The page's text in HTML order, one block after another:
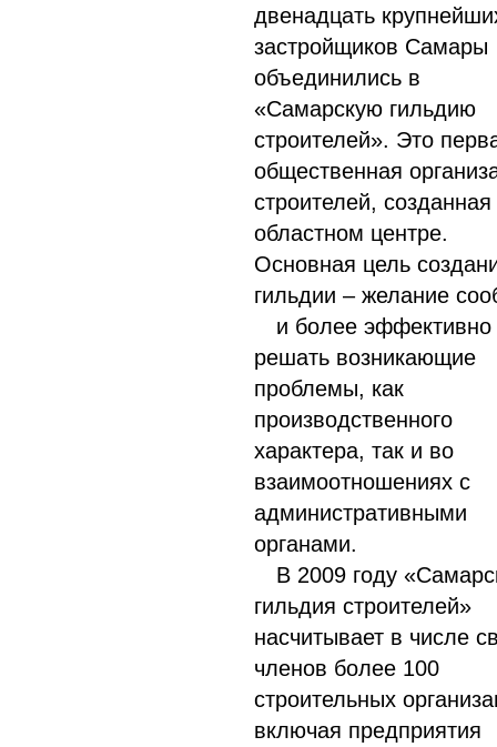
двенадцать
застройщиков Самары
объединились в
«Самарскую гильдию
строителей». Это
общественная
строителей, созданная
областном центре.
Основная цель
гильдии – желание
и более эффективно
решать возникающие
проблемы, как
производственного
характера, так и во
взаимоотношениях с
административными
органами.
В 2009 году
гильдия строителей»
насчитывает в числе
членов более 100
строительных
включая предприятия